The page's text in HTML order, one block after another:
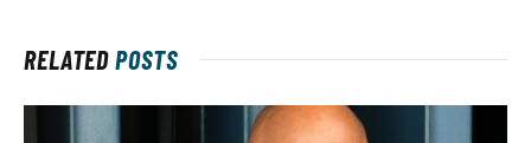
RELATEDPOSTS